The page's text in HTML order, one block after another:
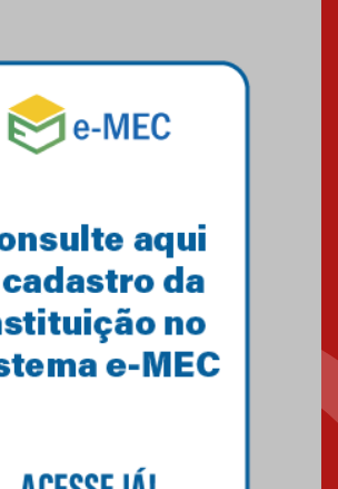
Mackenzie mobiliza campanha
solidária para apoiar famílias em
Minas Gerais
Primeiro culto do ano ressalta o
27.02.2026